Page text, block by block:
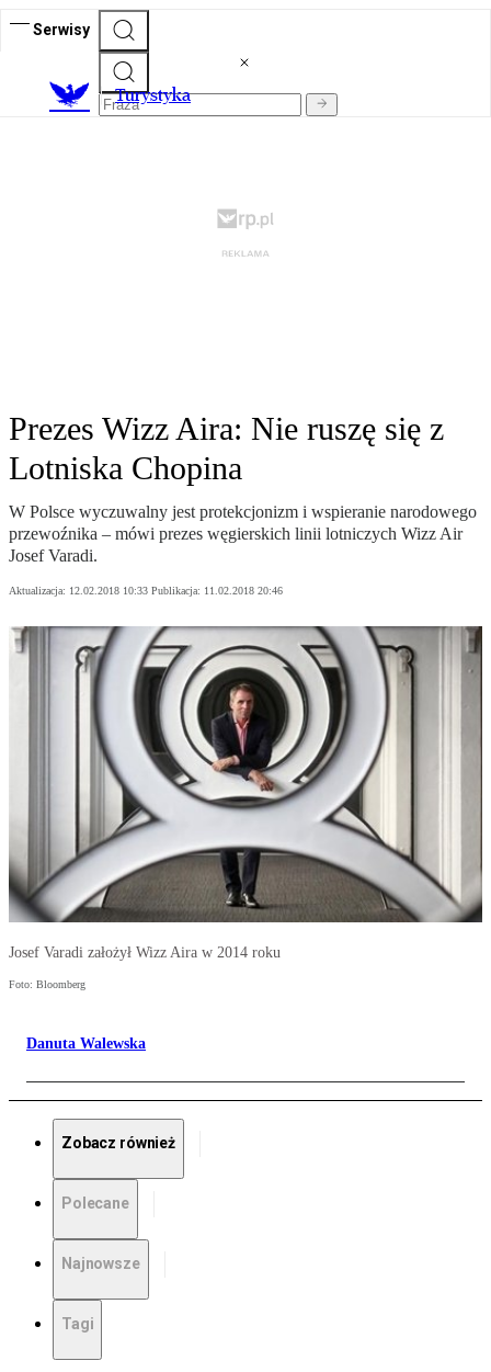
Serwisy
Turystyka
Prezes Wizz Aira: Nie ruszę się z
Lotniska Chopina
W Polsce wyczuwalny jest protekcjonizm i wspieranie narodowego
przewoźnika – mówi prezes węgierskich linii lotniczych Wizz Air
Josef Varadi.
Aktualizacja: 12.02.2018 10:33 Publikacja: 11.02.2018 20:46
Josef Varadi założył Wizz Aira w 2014 roku
Foto: Bloomberg
Danuta Walewska
Zobacz również
Polecane
Najnowsze
Tagi